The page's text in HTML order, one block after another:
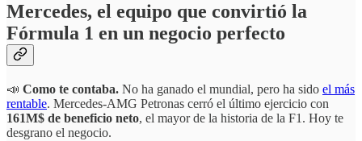
Mercedes, el equipo que convirtió la
Fórmula 1 en un negocio perfecto
📣 Como te contaba. No ha ganado el mundial, pero ha sido el más
rentable. Mercedes-AMG Petronas cerró el último ejercicio con
161M$ de beneficio neto, el mayor de la historia de la F1. Hoy te
desgrano el negocio.